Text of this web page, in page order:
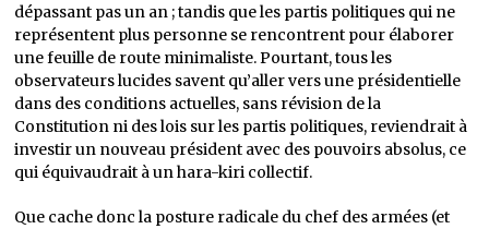
dépassant pas un an ; tandis que les partis politiques qui ne
représentent plus personne se rencontrent pour élaborer
une feuille de route minimaliste. Pourtant, tous les
observateurs lucides savent qu’aller vers une présidentielle
dans des conditions actuelles, sans révision de la
Constitution ni des lois sur les partis politiques, reviendrait à
investir un nouveau président avec des pouvoirs absolus, ce
qui équivaudrait à un hara-kiri collectif.
Que cache donc la posture radicale du chef des armées (et